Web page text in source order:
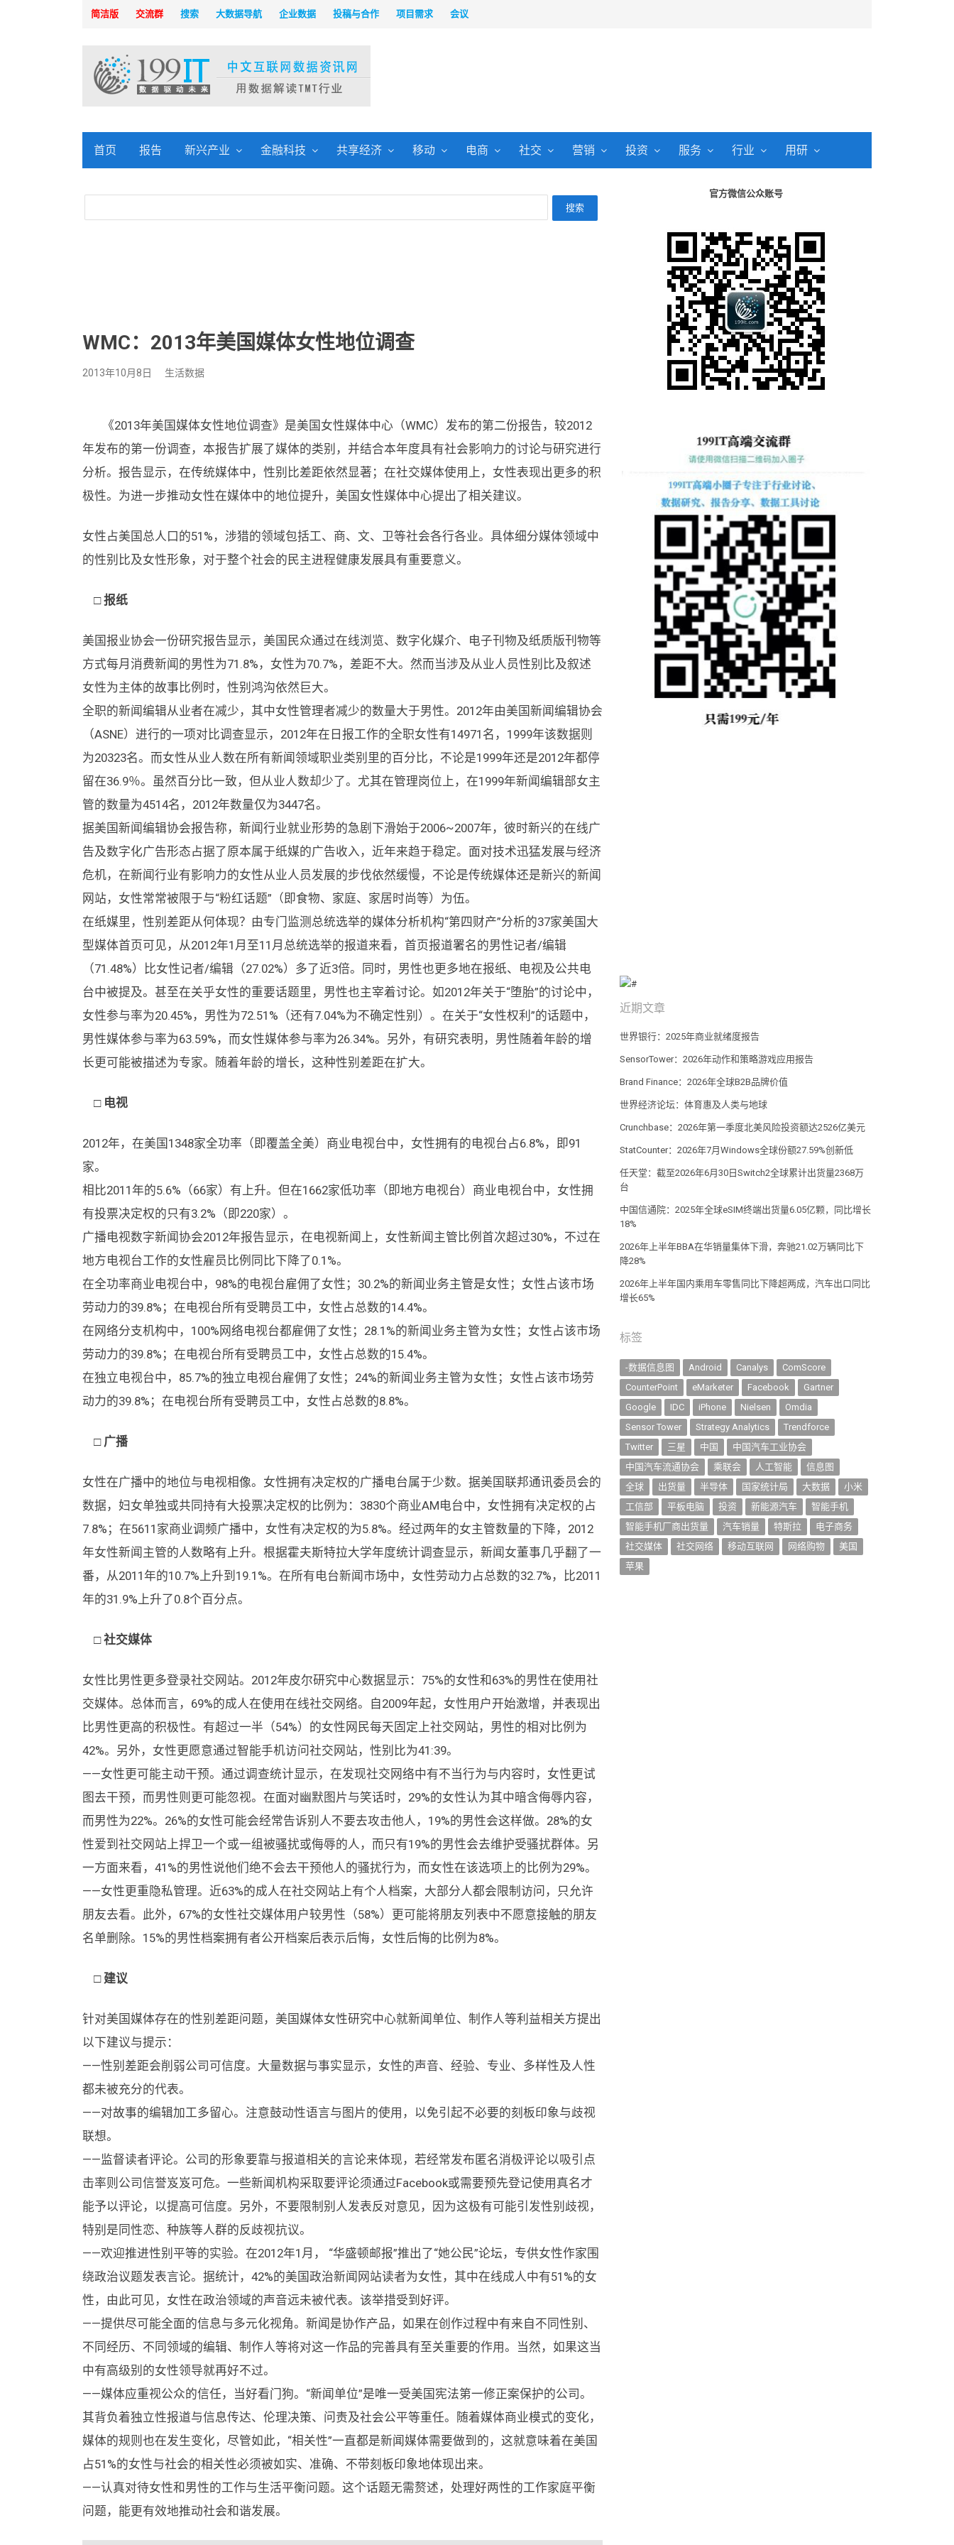
简洁版 交流群 搜索 大数据导航 企业数据 投稿与合作 项目需求 会议
首页 报告 新兴产业 金融科技 共享经济 移动 电商 社交 营销 投资 服务 行业 用研
WMC：2013年美国媒体女性地位调查
2013年10月8日 生活数据
《2013年美国媒体女性地位调查》是美国女性媒体中心（WMC）发布的第二份报告，较2012
年发布的第一份调查，本报告扩展了媒体的类别，并结合本年度具有社会影响力的讨论与研究进行
分析。报告显示，在传统媒体中，性别比差距依然显著；在社交媒体使用上，女性表现出更多的积
极性。为进一步推动女性在媒体中的地位提升，美国女性媒体中心提出了相关建议。
女性占美国总人口的51%，涉猎的领域包括工、商、文、卫等社会各行各业。具体细分媒体领域中
的性别比及女性形象，对于整个社会的民主进程健康发展具有重要意义。
□ 报纸
美国报业协会一份研究报告显示，美国民众通过在线浏览、数字化媒介、电子刊物及纸质版刊物等
方式每月消费新闻的男性为71.8%，女性为70.7%，差距不大。然而当涉及从业人员性别比及叙述
女性为主体的故事比例时，性别鸿沟依然巨大。
全职的新闻编辑从业者在减少，其中女性管理者减少的数量大于男性。2012年由美国新闻编辑协会
（ASNE）进行的一项对比调查显示，2012年在日报工作的全职女性有14971名，1999年该数据则
为20323名。而女性从业人数在所有新闻领域职业类别里的百分比，不论是1999年还是2012年都停
留在36.9％。虽然百分比一致，但从业人数却少了。尤其在管理岗位上，在1999年新闻编辑部女主
管的数量为4514名，2012年数量仅为3447名。
据美国新闻编辑协会报告称，新闻行业就业形势的急剧下滑始于2006~2007年，彼时新兴的在线广
告及数字化广告形态占据了原本属于纸媒的广告收入，近年来趋于稳定。面对技术迅猛发展与经济
危机，在新闻行业有影响力的女性从业人员发展的步伐依然缓慢，不论是传统媒体还是新兴的新闻
网站，女性常常被限于与“粉红话题”（即食物、家庭、家居时尚等）为伍。
在纸媒里，性别差距从何体现？由专门监测总统选举的媒体分析机构“第四财产”分析的37家美国大
型媒体首页可见，从2012年1月至11月总统选举的报道来看，首页报道署名的男性记者/编辑
（71.48%）比女性记者/编辑（27.02%）多了近3倍。同时，男性也更多地在报纸、电视及公共电
台中被提及。甚至在关乎女性的重要话题里，男性也主宰着讨论。如2012年关于“堕胎”的讨论中，
女性参与率为20.45%，男性为72.51%（还有7.04%为不确定性别）。在关于“女性权利”的话题中，
男性媒体参与率为63.59%，而女性媒体参与率为26.34%。另外，有研究表明，男性随着年龄的增
长更可能被描述为专家。随着年龄的增长，这种性别差距在扩大。
□ 电视
2012年，在美国1348家全功率（即覆盖全美）商业电视台中，女性拥有的电视台占6.8%，即91
家。
相比2011年的5.6%（66家）有上升。但在1662家低功率（即地方电视台）商业电视台中，女性拥
有投票决定权的只有3.2%（即220家）。
广播电视数字新闻协会2012年报告显示，在电视新闻上，女性新闻主管比例首次超过30%，不过在
地方电视台工作的女性雇员比例同比下降了0.1%。
在全功率商业电视台中，98%的电视台雇佣了女性；30.2%的新闻业务主管是女性；女性占该市场
劳动力的39.8%；在电视台所有受聘员工中，女性占总数的14.4%。
在网络分支机构中，100%网络电视台都雇佣了女性；28.1%的新闻业务主管为女性；女性占该市场
劳动力的39.8%；在电视台所有受聘员工中，女性占总数的15.4%。
在独立电视台中，85.7%的独立电视台雇佣了女性；24%的新闻业务主管为女性；女性占该市场劳
动力的39.8%；在电视台所有受聘员工中，女性占总数的8.8%。
□ 广播
女性在广播中的地位与电视相像。女性拥有决定权的广播电台属于少数。据美国联邦通讯委员会的
数据，妇女单独或共同持有大投票决定权的比例为：3830个商业AM电台中，女性拥有决定权的占
7.8%；在5611家商业调频广播中，女性有决定权的为5.8%。经过两年的女主管数量的下降，2012
年女性新闻主管的人数略有上升。根据霍夫斯特拉大学年度统计调查显示，新闻女董事几乎翻了一
番，从2011年的10.7%上升到19.1%。在所有电台新闻市场中，女性劳动力占总数的32.7%，比2011
年的31.9%上升了0.8个百分点。
□ 社交媒体
女性比男性更多登录社交网站。2012年皮尔研究中心数据显示：75%的女性和63%的男性在使用社
交媒体。总体而言，69%的成人在使用在线社交网络。自2009年起，女性用户开始激增，并表现出
比男性更高的积极性。有超过一半（54%）的女性网民每天固定上社交网站，男性的相对比例为
42%。另外，女性更愿意通过智能手机访问社交网站，性别比为41:39。
——女性更可能主动干预。通过调查统计显示，在发现社交网络中有不当行为与内容时，女性更试
图去干预，而男性则更可能忽视。在面对幽默图片与笑话时，29%的女性认为其中暗含侮辱内容，
而男性为22%。26%的女性可能会经常告诉别人不要去攻击他人，19%的男性会这样做。28%的女
性爱到社交网站上捍卫一个或一组被骚扰或侮辱的人，而只有19%的男性会去维护受骚扰群体。另
一方面来看，41%的男性说他们绝不会去干预他人的骚扰行为，而女性在该选项上的比例为29%。
——女性更重隐私管理。近63%的成人在社交网站上有个人档案，大部分人都会限制访问，只允许
朋友去看。此外，67%的女性社交媒体用户较男性（58%）更可能将朋友列表中不愿意接触的朋友
名单删除。15%的男性档案拥有者公开档案后表示后悔，女性后悔的比例为8%。
□ 建议
针对美国媒体存在的性别差距问题，美国媒体女性研究中心就新闻单位、制作人等利益相关方提出
以下建议与提示：
——性别差距会削弱公司可信度。大量数据与事实显示，女性的声音、经验、专业、多样性及人性
都未被充分的代表。
——对故事的编辑加工多留心。注意鼓动性语言与图片的使用，以免引起不必要的刻板印象与歧视
联想。
——监督读者评论。公司的形象要靠与报道相关的言论来体现，若经常发布匿名消极评论以吸引点
击率则公司信誉岌岌可危。一些新闻机构采取要评论须通过Facebook或需要预先登记使用真名才
能予以评论，以提高可信度。另外，不要限制别人发表反对意见，因为这极有可能引发性别歧视，
特别是同性恋、种族等人群的反歧视抗议。
——欢迎推进性别平等的实验。在2012年1月， “华盛顿邮报”推出了“她公民”论坛，专供女性作家围
绕政治议题发表言论。据统计，42%的美国政治新闻网站读者为女性，其中在线成人中有51%的女
性，由此可见，女性在政治领域的声音远未被代表。该举措受到好评。
——提供尽可能全面的信息与多元化视角。新闻是协作产品，如果在创作过程中有来自不同性别、
不同经历、不同领域的编辑、制作人等将对这一作品的完善具有至关重要的作用。当然，如果这当
中有高级别的女性领导就再好不过。
——媒体应重视公众的信任，当好看门狗。“新闻单位”是唯一受美国宪法第一修正案保护的公司。
其背负着独立性报道与信息传达、伦理决策、问责及社会公平等重任。随着媒体商业模式的变化，
媒体的规则也在发生变化，尽管如此，“相关性”一直都是新闻媒体需要做到的，这就意味着在美国
占51%的女性与社会的相关性必须被如实、准确、不带刻板印象地体现出来。
——认真对待女性和男性的工作与生活平衡问题。这个话题无需赘述，处理好两性的工作家庭平衡
问题，能更有效地推动社会和谐发展。
官方微信公众账号
近期文章
世界银行：2025年商业就绪度报告
SensorTower：2026年动作和策略游戏应用报告
Brand Finance：2026年全球B2B品牌价值
世界经济论坛：体育惠及人类与地球
Crunchbase：2026年第一季度北美风险投资额达2526亿美元
StatCounter：2026年7月Windows全球份额27.59%创新低
任天堂：截至2026年6月30日Switch2全球累计出货量2368万
台
中国信通院：2025年全球eSIM终端出货量6.05亿颗，同比增长
18%
2026年上半年BBA在华销量集体下滑，奔驰21.02万辆同比下
降28%
2026年上半年国内乘用车零售同比下降超两成，汽车出口同比
增长65%
标签
-数据信息图 Android Canalys
ComScore
CounterPoint
eMarketer Facebook
Gartner
Google
IDC iPhone Nielsen
Omdia
Sensor Tower
Strategy Analytics
Trendforce
Twitter
三星 中国
中国汽车工业协会
中国汽车流通协会
乘联会 人工智能
信息图
全球
出货量 半导体 国家统计局 大数据
小米
工信部
平板电脑 投资 新能源汽车
智能手机
智能手机厂商出货量
汽车销量 特斯拉
电子商务
社交媒体
社交网络 移动互联网 网络购物
美国
苹果